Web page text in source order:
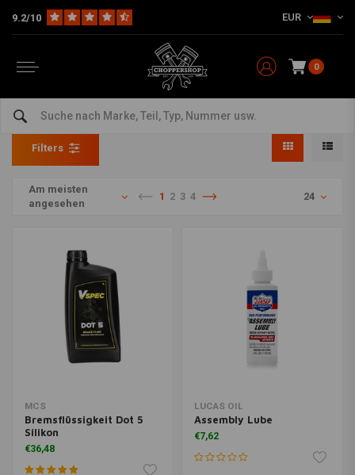
9.2/10 EUR
0
Service Produkte
Home The Garage Serviceprodukte & Flüssigkeiten
Filters
Am meisten
angesehen
1 2 3 4 24
MCS
Bremsflüssigkeit Dot 5
Silikon
€36,48
LUCAS OIL
Assembly Lube
€7,62